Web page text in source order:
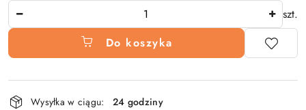
szt.
Do koszyka
Dostępność
Wysyłka w ciągu:
24 godziny